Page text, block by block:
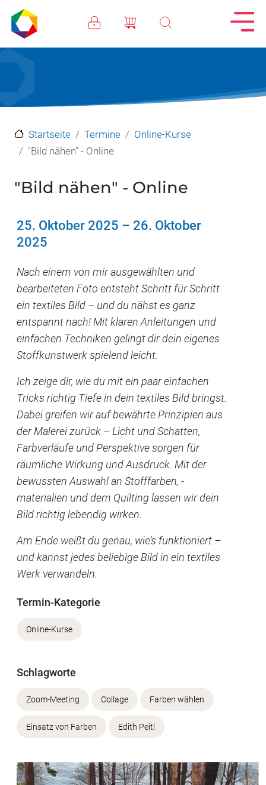
Direkt zum Inhalt
Startseite Termine
Online-Kurse
"Bild nähen" - Online
"Bild nähen" - Online
25. Oktober 2025 – 26. Oktober
2025
Nach einem von mir ausgewählten und
bearbeiteten Foto entsteht Schritt für Schritt
ein textiles Bild – und du nähst es ganz
entspannt nach! Mit klaren Anleitungen und
einfachen Techniken gelingt dir dein eigenes
Stoffkunstwerk spielend leicht.
Ich zeige dir, wie du mit ein paar einfachen
Tricks richtig Tiefe in dein textiles Bild bringst.
Dabei greifen wir auf bewährte Prinzipien aus
der Malerei zurück – Licht und Schatten,
Farbverläufe und Perspektive sorgen für
räumliche Wirkung und Ausdruck. Mit der
bewussten Auswahl an Stofffarben, -
materialien und dem Quilting lassen wir dein
Bild richtig lebendig wirken.
Am Ende weißt du genau, wie’s funktioniert –
und kannst jedes beliebige Bild in ein textiles
Werk verwandeln.
Termin-Kategorie
Online-Kurse
Schlagworte
Zoom-Meeting Collage Farben wählen
Einsatz von Farben Edith Peitl